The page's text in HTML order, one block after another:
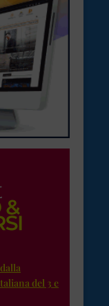
del 3 e